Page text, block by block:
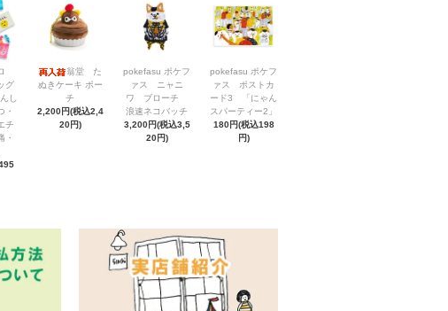
グ
し
・
チ
・
翁堂 た
ぬきケーキ ポー
チ
2,200円(税込2,4
20円)
pokefasu ポケフ
ァス ニャニ
ワ ブローチ
浪速ネコバッチ
3,200円(税込3,5
20円)
pokefasu ポケフ
ァス ポストカ
ード3 「にゃん
スパーティー2」
180円(税込198
円)